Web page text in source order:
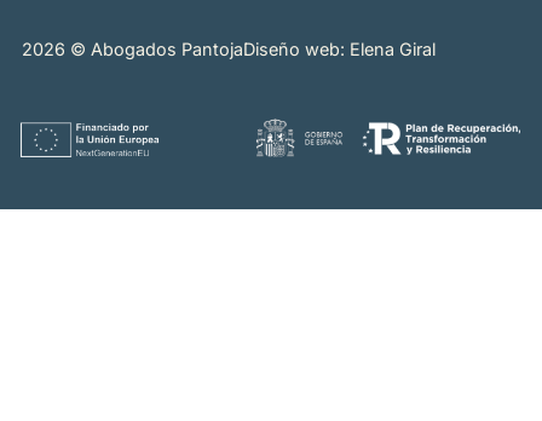
2026 © Abogados PantojaDiseño web: Elena Giral